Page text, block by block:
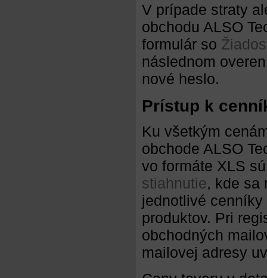
V prípade straty
obchodu ALSO
formulár so
následnom
nové heslo.
Prístup k
Ku všetkým
obchode ALSO
vo formáte XLS
stiahnutie, kde sa
jednotlivé
produktov. Pri
obchodných
mailovej adresy